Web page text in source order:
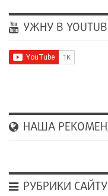
УЖНУ В
НАША
РУБРИКИ САЙТУ